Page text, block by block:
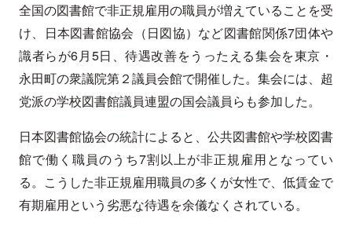
全国の図書館で非正規雇用の職員が増えていることを受
け、日本図書館協会（日図協）など図書館関係7団体や
識者らが6月5日、待遇改善をうったえる集会を東京・
永田町の衆議院第２議員会館で開催した。集会には、超
党派の学校図書館議員連盟の国会議員らも参加した。
日本図書館協会の統計によると、公共図書館や学校図書
館で働く職員のうち7割以上が非正規雇用となってい
る。こうした非正規雇用職員の多くが女性で、低賃金で
有期雇用という劣悪な待遇を余儀なくされている。